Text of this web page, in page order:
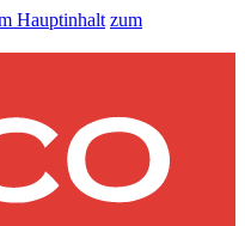
Hauptinhalt zum